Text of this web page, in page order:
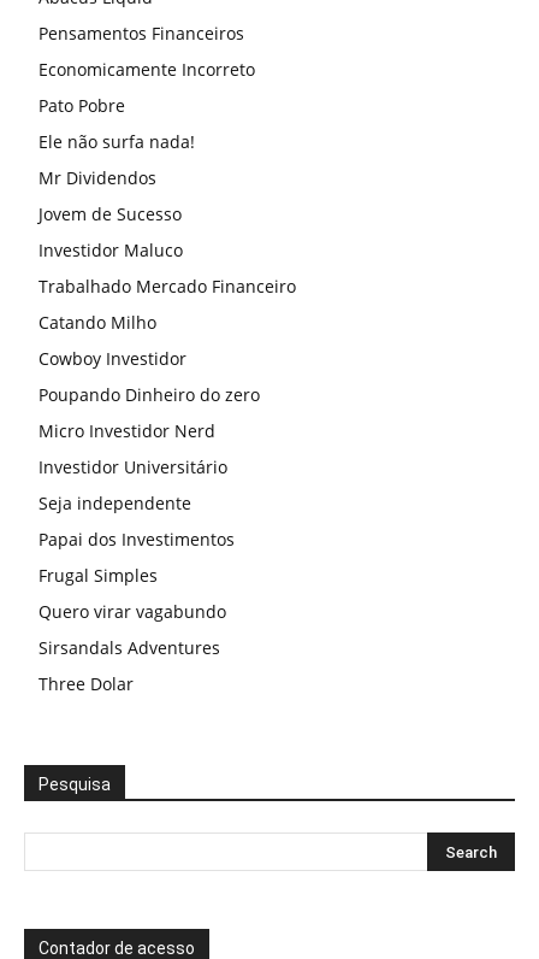
Pensamentos Financeiros
Economicamente Incorreto
Pato Pobre
Ele não surfa nada!
Mr Dividendos
Jovem de Sucesso
Investidor Maluco
Trabalhado Mercado Financeiro
Catando Milho
Cowboy Investidor
Poupando Dinheiro do zero
Micro Investidor Nerd
Investidor Universitário
Seja independente
Papai dos Investimentos
Frugal Simples
Quero virar vagabundo
Sirsandals Adventures
Three Dolar
Pesquisa
Contador de acesso